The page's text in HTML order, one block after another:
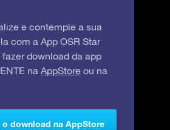
e contemple a sua
com a App OSR Star
fazer download da app
na AppStore ou na
o download na AppStore